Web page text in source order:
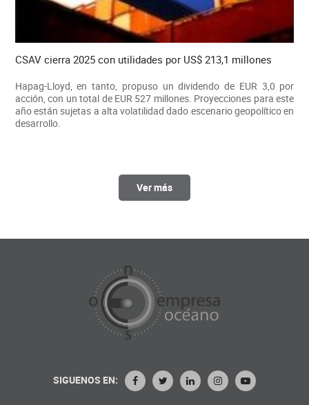
CSAV cierra 2025 con utilidades por US$ 213,1 millones
Hapag-Lloyd, en tanto, propuso un dividendo de EUR 3,0 por
acción, con un total de EUR 527 millones. Proyecciones para este
año están sujetas a alta volatilidad dado escenario geopolítico en
desarrollo.
Ver más
SIGUENOS EN: